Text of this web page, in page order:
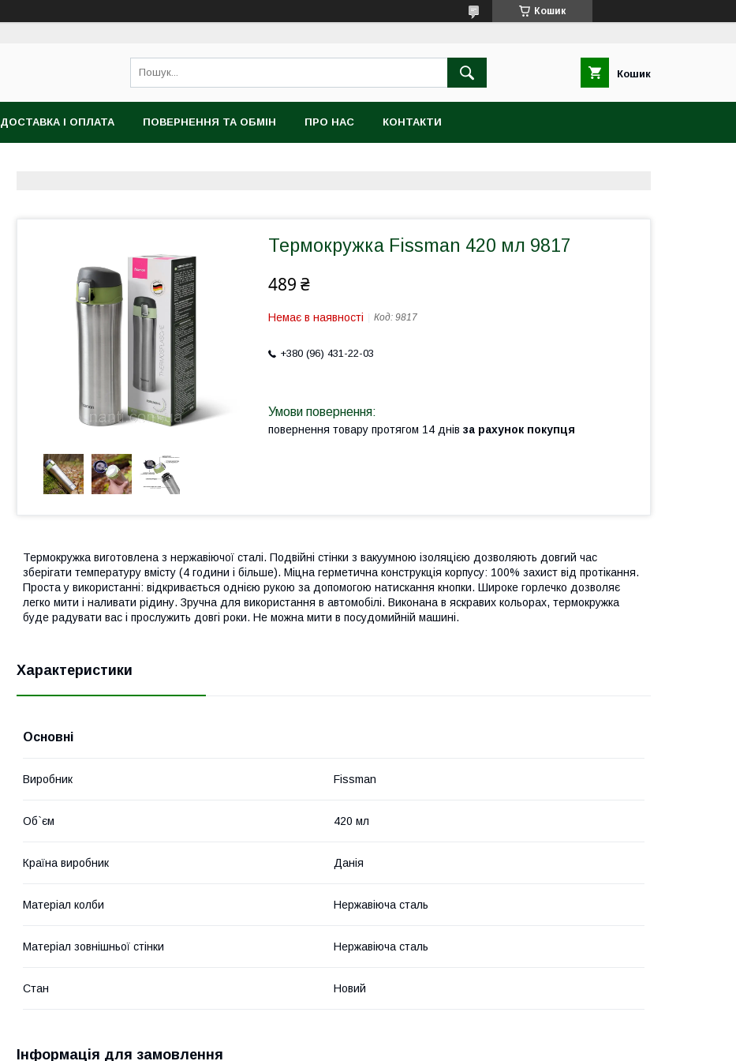
Кошик
Кошик
ДОСТАВКА І ОПЛАТА ПОВЕРНЕННЯ ТА ОБМІН ПРО НАС КОНТАКТИ
Термокружка Fissman 420 мл 9817
489 ₴
Немає в наявності Код: 9817
+380 (96) 431-22-03
повернення товару протягом 14 днів за рахунок покупця
Термокружка виготовлена ​​з нержавіючої сталі. Подвійні стінки з вакуумною ізоляцією дозволяють довгий час
зберігати температуру вмісту (4 години і більше). Міцна герметична конструкція корпусу: 100% захист від протікання.
Проста у використанні: відкривається однією рукою за допомогою натискання кнопки. Широке горлечко дозволяє
легко мити і наливати рідину. Зручна для використання в автомобілі. Виконана в яскравих кольорах, термокружка
буде радувати вас і прослужить довгі роки. Не можна мити в посудомийній машині.
Характеристики
Основні
Виробник Fissman
Об`єм 420 мл
Країна виробник Данія
Матеріал колби Нержавіюча сталь
Матеріал зовнішньої стінки Нержавіюча сталь
Стан Новий
Інформація для замовлення